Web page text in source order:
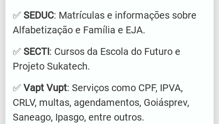
✅SEDUC: Matrículas e informações sobre
Alfabetização e Família e EJA.
✅SECTI: Cursos da Escola do Futuro e
Projeto Sukatech.
✅Vapt Vupt: Serviços como CPF, IPVA,
CRLV, multas, agendamentos, Goiásprev,
Saneago, Ipasgo, entre outros.